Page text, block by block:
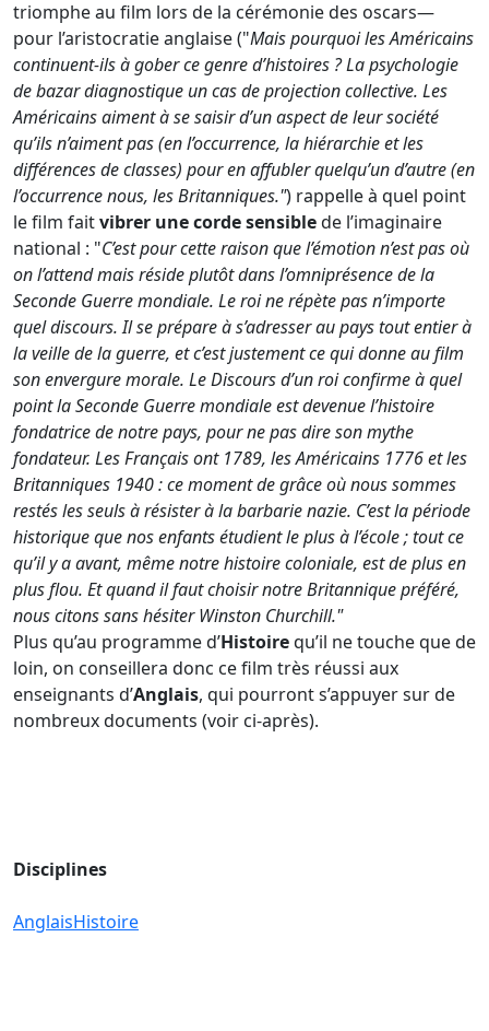
triomphe au film lors de la cérémonie des oscars—
pour l’aristocratie anglaise ("Mais pourquoi les Américains
continuent-ils à gober ce genre d’histoires ? La psychologie
de bazar diagnostique un cas de projection collective. Les
Américains aiment à se saisir d’un aspect de leur société
qu’ils n’aiment pas (en l’occurrence, la hiérarchie et les
différences de classes) pour en affubler quelqu’un d’autre (en
l’occurrence nous, les Britanniques.") rappelle à quel point
le film faitvibrer une corde sensiblede l’imaginaire
national : "C’est pour cette raison que l’émotion n’est pas où
on l’attend mais réside plutôt dans l’omniprésence de la
Seconde Guerre mondiale. Le roi ne répète pas n’importe
quel discours. Il se prépare à s’adresser au pays tout entier à
la veille de la guerre, et c’est justement ce qui donne au film
son envergure morale. Le Discours d’un roi confirme à quel
point la Seconde Guerre mondiale est devenue l’histoire
fondatrice de notre pays, pour ne pas dire son mythe
fondateur. Les Français ont 1789, les Américains 1776 et les
Britanniques 1940 : ce moment de grâce où nous sommes
restés les seuls à résister à la barbarie nazie. C’est la période
historique que nos enfants étudient le plus à l’école ; tout ce
qu’il y a avant, même notre histoire coloniale, est de plus en
plus flou. Et quand il faut choisir notre Britannique préféré,
nous citons sans hésiter Winston Churchill."
Plus qu’au programme d’Histoirequ’il ne touche que de
loin, on conseillera donc ce film très réussi aux
enseignants d’Anglais, qui pourront s’appuyer sur de
nombreux documents (voir ci-après).
Disciplines
AnglaisHistoire